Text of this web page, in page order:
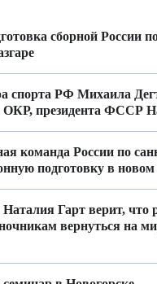
сборной России
спорта РФ Михаила
ОКР, президента ФССР
команда России по
подготовку в новом
Гарт верит, что
вернуться на